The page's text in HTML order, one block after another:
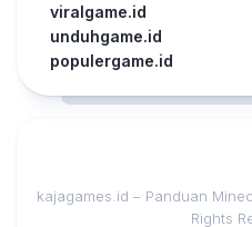
viralgame.id
unduhgame.id
populergame.id
kajagames.id – Panduan
Rights